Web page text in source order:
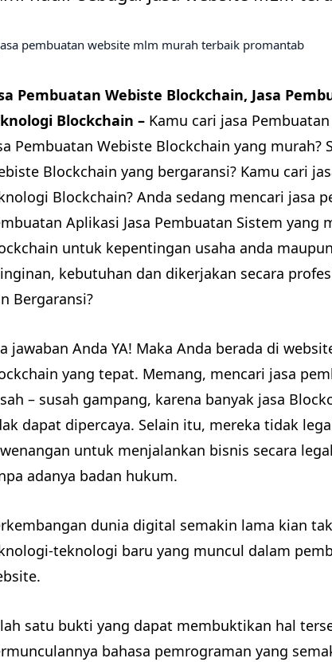
Pembuatan Webiste Blockchain, Jasa
Blockchain – Kamu cari jasa
Pembuatan Webiste Blockchain yang murah?
Blockchain yang bergaransi? Kamu cari
Blockchain? Anda sedang mencari jasa
Aplikasi Jasa Pembuatan Sistem yang
untuk kepentingan usaha anda
kebutuhan dan dikerjakan secara
Bergaransi?
jawaban Anda YA! Maka Anda berada di
yang tepat. Memang, mencari jasa
– susah gampang, karena banyak jasa
dapat dipercaya. Selain itu, mereka tidak
untuk menjalankan bisnis secara
adanya badan hukum.
dunia digital semakin lama kian
teknologi baru yang muncul dalam
satu bukti yang dapat membuktikan hal
bahasa pemrograman yang